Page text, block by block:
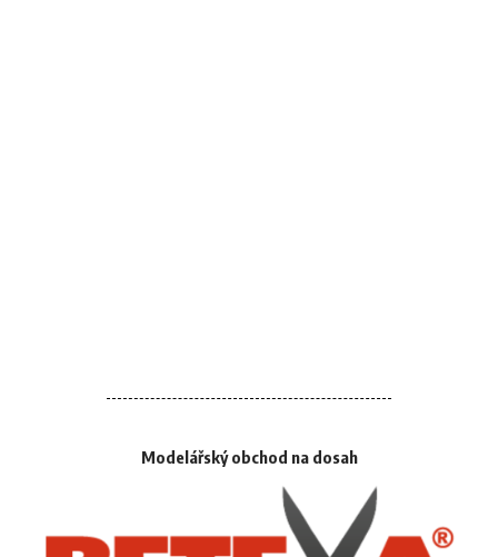
Modelářský obchod na dosah